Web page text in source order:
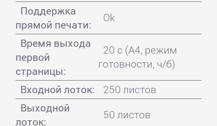
Поддержка
прямой печати:
Ok
Время выхода
первой
страницы:
20 с (A4, режим
готовности, ч/б)
Входной лоток:
250 листов
Выходной
лоток:
50 листов